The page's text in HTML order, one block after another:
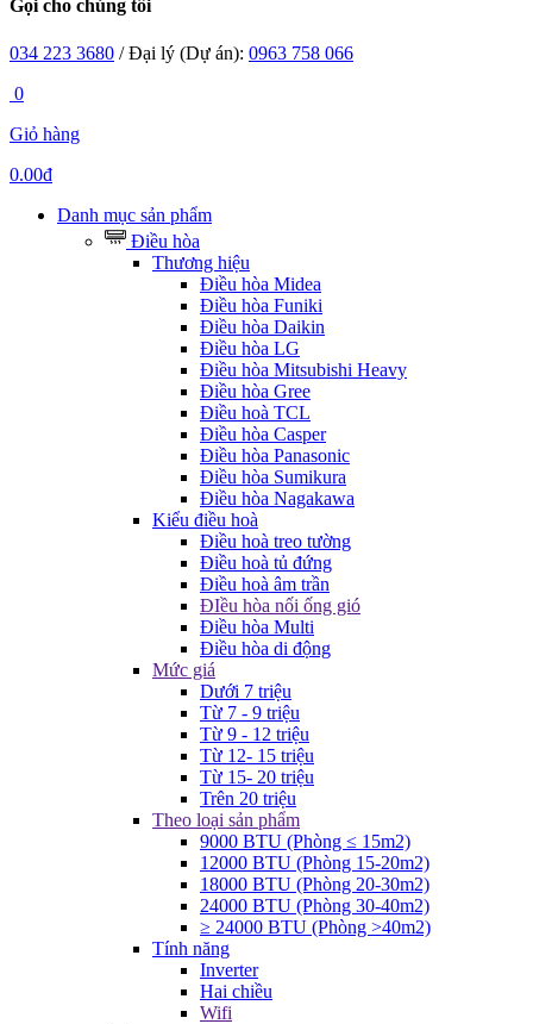
Gọi cho chúng tôi
034 223 3680 / Đại lý (Dự án): 0963 758 066
0
Giỏ hàng
0.00đ
Danh mục sản phẩm
Điều hòa
Thương hiệu
Điều hòa Midea
Điều hòa Funiki
Điều hòa Daikin
Điều hòa LG
Điều hòa Mitsubishi Heavy
Điều hòa Gree
Điều hoà TCL
Điều hòa Casper
Điều hòa Panasonic
Điều hòa Sumikura
Điều hòa Nagakawa
Kiểu điều hoà
Điều hoà treo tường
Điều hoà tủ đứng
Điều hoà âm trần
ĐIều hòa nối ống gió
Điều hòa Multi
Điều hòa di động
Mức giá
Dưới 7 triệu
Từ 7 - 9 triệu
Từ 9 - 12 triệu
Từ 12- 15 triệu
Từ 15- 20 triệu
Trên 20 triệu
Theo loại sản phẩm
9000 BTU (Phòng ≤ 15m2)
12000 BTU (Phòng 15-20m2)
18000 BTU (Phòng 20-30m2)
24000 BTU (Phòng 30-40m2)
≥ 24000 BTU (Phòng >40m2)
Tính năng
Inverter
Hai chiều
Wifi